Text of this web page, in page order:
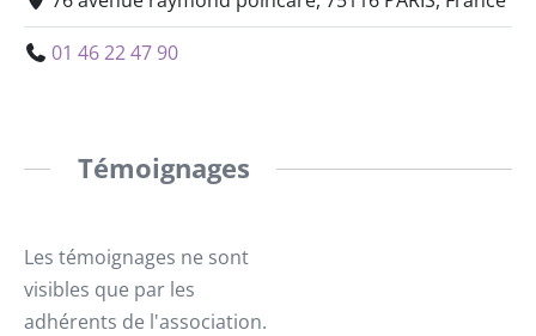
01 46 22 47 90
Témoignages
Les témoignages ne sont
visibles que par les
adhérents de l'association.